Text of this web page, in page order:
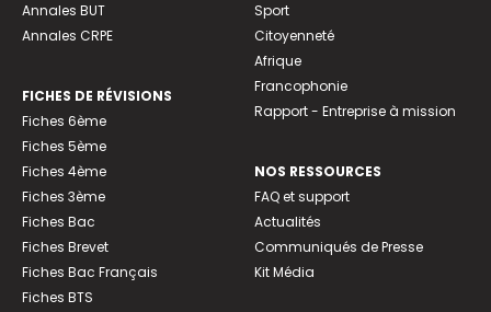
Annales BUT
Annales CRPE
FICHES DE RÉVISIONS
Fiches 6ème
Fiches 5ème
Fiches 4ème
Fiches 3ème
Fiches Bac
Fiches Brevet
Fiches Bac Français
Fiches BTS
Sport
Citoyenneté
Afrique
Francophonie
Rapport - Entreprise à mission
NOS RESSOURCES
FAQ et support
Actualités
Communiqués de Presse
Kit Média